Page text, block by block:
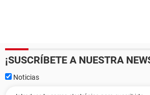
¡SUSCRÍBETE A NUESTRA
Noticias